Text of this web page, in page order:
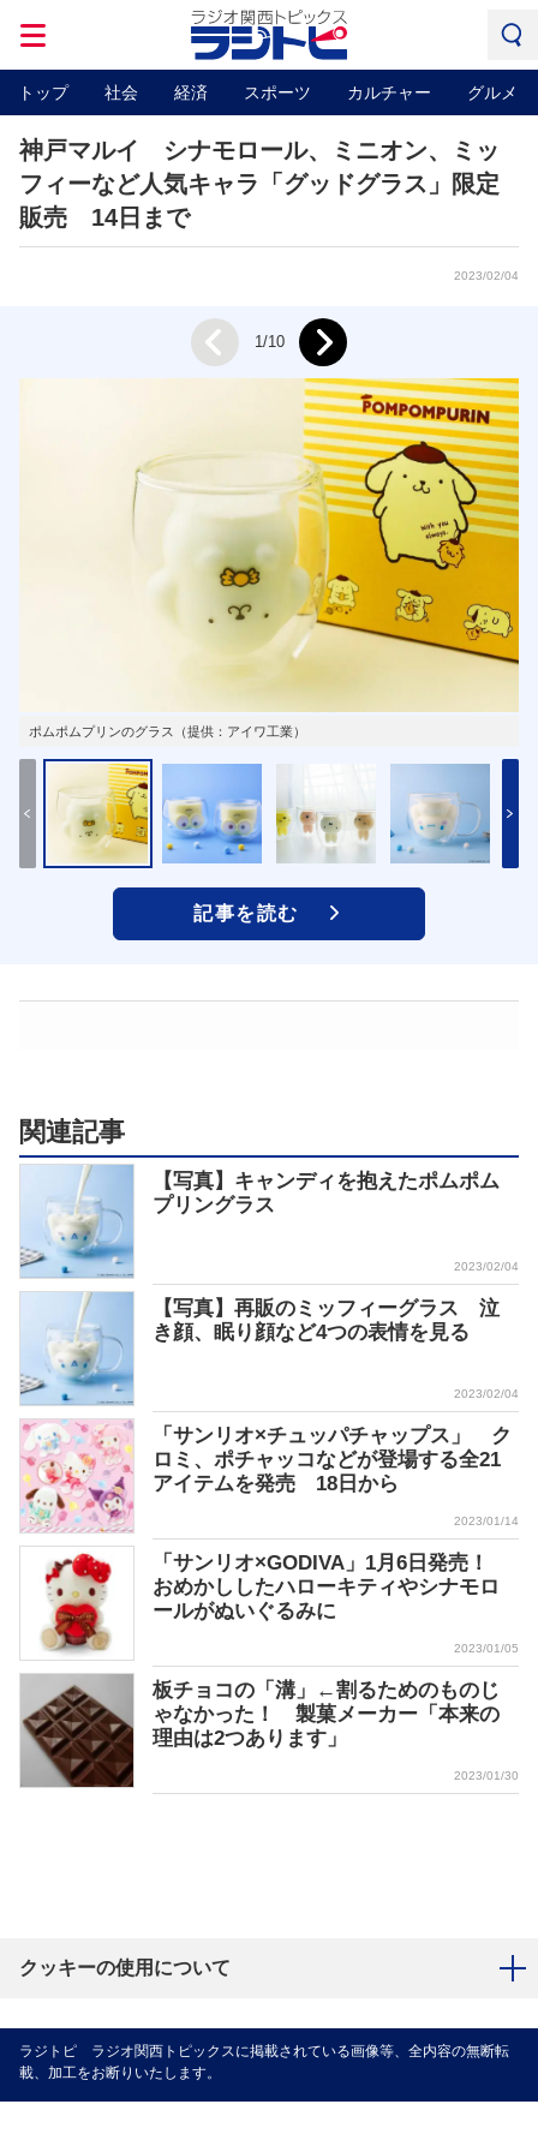
トップ 社会 経済 スポーツ カルチャー グルメ
神戸マルイ シナモロール、ミニオン、ミッ
フィーなど人気キャラ「グッドグラス」限定
販売 14日まで
2023/02/04
ポムポムプリンのグラス（提供：アイワ工業）
1/10
記事を読む
関連記事
【写真】キャンディを抱えたポムポム
プリングラス
2023/02/04
【写真】再販のミッフィーグラス 泣
き顔、眠り顔など4つの表情を見る
2023/02/04
「サンリオ×チュッパチャップス」 ク
ロミ、ポチャッコなどが登場する全21
アイテムを発売 18日から
2023/01/14
「サンリオ×GODIVA」1月6日発売！
おめかししたハローキティやシナモロ
ールがぬいぐるみに
2023/01/05
板チョコの「溝」←割るためのものじ
ゃなかった！ 製菓メーカー「本来の
理由は2つあります」
2023/01/30
クッキーの使用について
ラジトピ ラジオ関西トピックスに掲載されている画像等、全内容の無断転
載、加工をお断りいたします。